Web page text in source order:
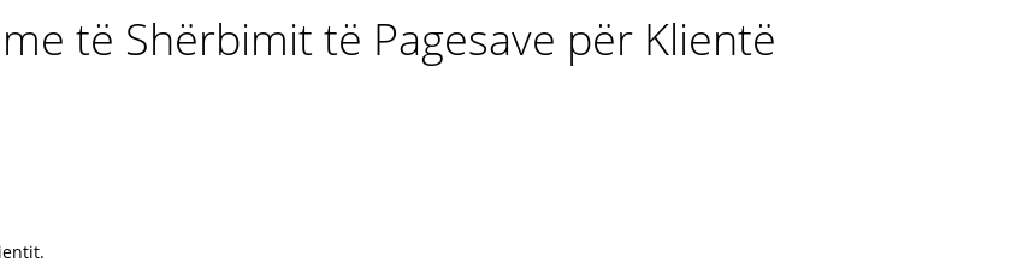
të Shërbimit të Pagesave për Klientë